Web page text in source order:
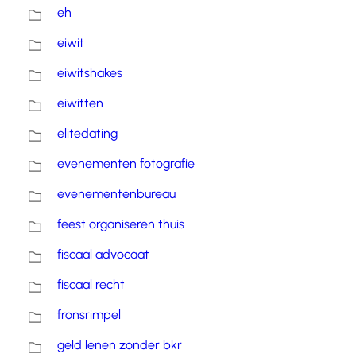
eh
eiwit
eiwitshakes
eiwitten
elitedating
evenementen fotografie
evenementenbureau
feest organiseren thuis
fiscaal advocaat
fiscaal recht
fronsrimpel
geld lenen zonder bkr